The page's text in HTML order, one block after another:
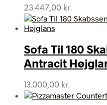
23.447,00 kr.
Sofa Til 180
Antracit
13.000,00 kr.